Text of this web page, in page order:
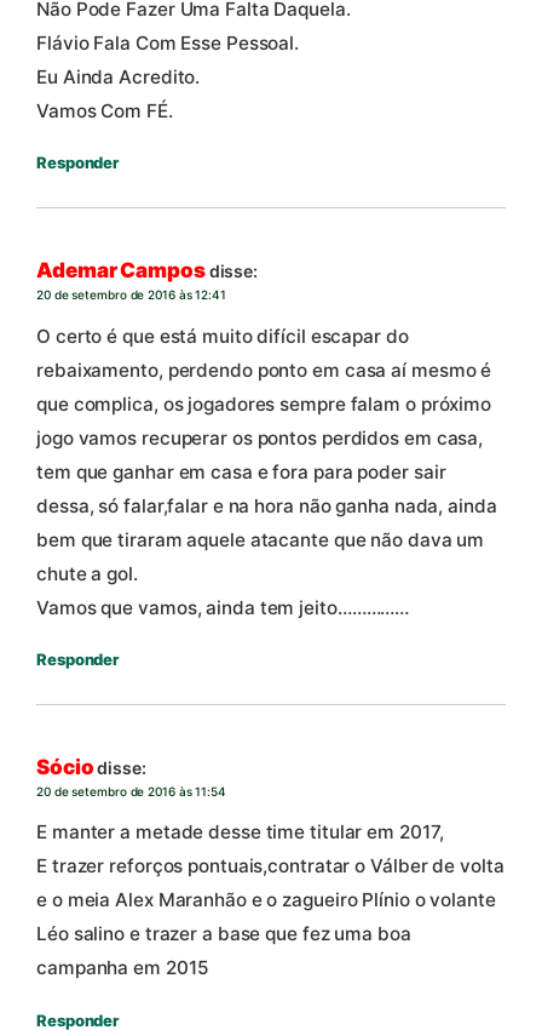
Não Pode Fazer Uma Falta Daquela.
Flávio Fala Com Esse Pessoal.
Eu Ainda Acredito.
Vamos Com FÉ.
Responder
Ademar Camposdisse:
20 de setembro de 2016 às 12:41
O certo é que está muito difícil escapar do
rebaixamento, perdendo ponto em casa aí mesmo é
que complica, os jogadores sempre falam o próximo
jogo vamos recuperar os pontos perdidos em casa,
tem que ganhar em casa e fora para poder sair
dessa, só falar,falar e na hora não ganha nada, ainda
bem que tiraram aquele atacante que não dava um
chute a gol.
Vamos que vamos, ainda tem jeito……………
Responder
Sócio disse:
20 de setembro de 2016 às 11:54
E manter a metade desse time titular em 2017,
E trazer reforços pontuais,contratar o Válber de volta
e o meia Alex Maranhão e o zagueiro Plínio o volante
Léo salino e trazer a base que fez uma boa
campanha em 2015
Responder